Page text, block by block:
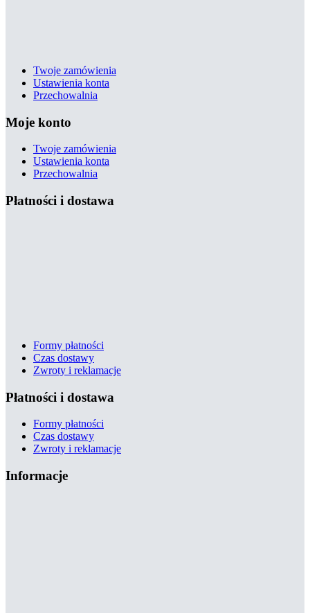
Twoje zamówienia
Ustawienia konta
Przechowalnia
Moje konto
Twoje zamówienia
Ustawienia konta
Przechowalnia
Płatności i dostawa
Formy płatności
Czas dostawy
Zwroty i reklamacje
Płatności i dostawa
Formy płatności
Czas dostawy
Zwroty i reklamacje
Informacje